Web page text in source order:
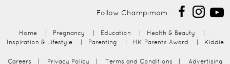
Follow Champimom :
Home Pregnancy Education Health & Beauty
Inspiration & Lifestyle
Parenting HK Parents Award Kiddie
Careers Privacy Policy Terms and Conditions Advertising